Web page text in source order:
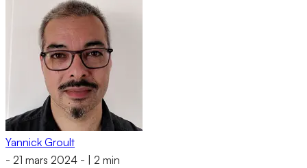
Yannick Groult
- 21 mars 2024 - 2 min